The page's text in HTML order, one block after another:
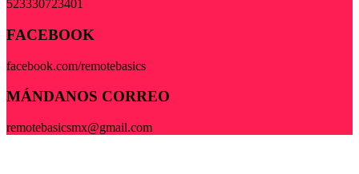
523330723401
FACEBOOK
facebook.com/remotebasics
MÁNDANOS CORREO
remotebasicsmx@gmail.com